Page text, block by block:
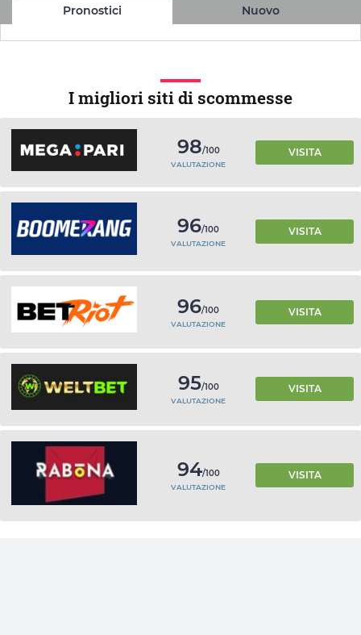
Pronostici Nuovo
I migliori siti di scommesse
98/100
VALUTAZIONE
VISITA
96/100
VALUTAZIONE
VISITA
96/100
VALUTAZIONE
VISITA
95/100
VALUTAZIONE
VISITA
94/100
VALUTAZIONE
VISITA